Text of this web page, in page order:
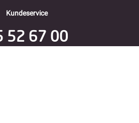
Kundeservice
52 67 00